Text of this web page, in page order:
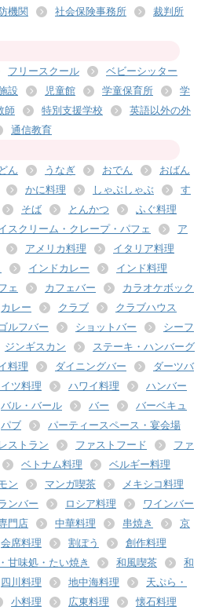
機関 社会保険事務所
裁判所
フリースクール
ベビーシッター
設 児童館 学童保育所
学
師 特別支援学校
英語以外の外
通信教育
ん うなぎ おでん
おばん
かに料理 しゃぶしゃぶ
す
そば とんかつ
ふぐ料理
スクリーム・クレープ・パフェ
ア
アメリカ料理
イタリア料理
インドカレー
インド料理
ェ カフェバー
カラオケボック
カレー クラブ
クラブハウス
ルフバー ショットバー
シーフ
ジンギスカン
ステーキ・ハンバーグ
料理 ダイニングバー
ダーツバ
イツ料理 ハワイ料理
ハンバー
バル・バール バー
バーベキュ
パブ
パーティースペース・宴会場
ストラン ファストフード
ファ
ベトナム料理
ベルギー料理
ン マンガ喫茶
メキシコ料理
ンバー ロシア料理
ワインバー
門店 中華料理 串焼き
京
会席料理 割ぽう
創作料理
甘味処・たい焼き 和風喫茶
和
四川料理 地中海料理
天ぷら・
小料理 広東料理
懐石料理